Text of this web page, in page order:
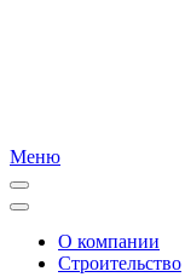
Меню
О компании
Строительство